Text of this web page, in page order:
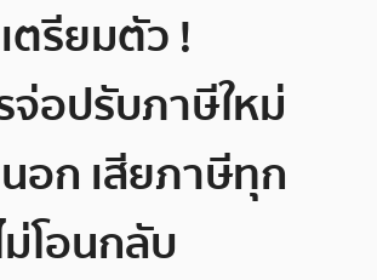
ตรียมตัว !
อปรับภาษีใหม่
อก เสียภาษีทุก
โอนกลับ